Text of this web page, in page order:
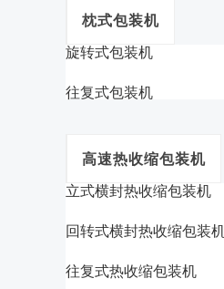
枕式包装机
旋转式包装机
往复式包装机
高速热收缩包装机
立式横封热收缩包装机
回转式横封热收缩包装机
往复式热收缩包装机